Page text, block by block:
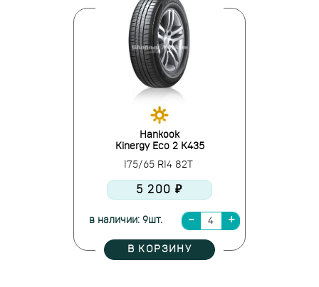
Hankook
Kinergy Eco 2 K435
175/65 R14 82T
5 200 ₽
в наличии: 9шт.
В КОРЗИНУ